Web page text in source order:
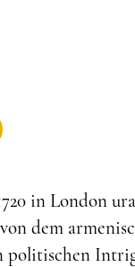
in London
dem
politischen